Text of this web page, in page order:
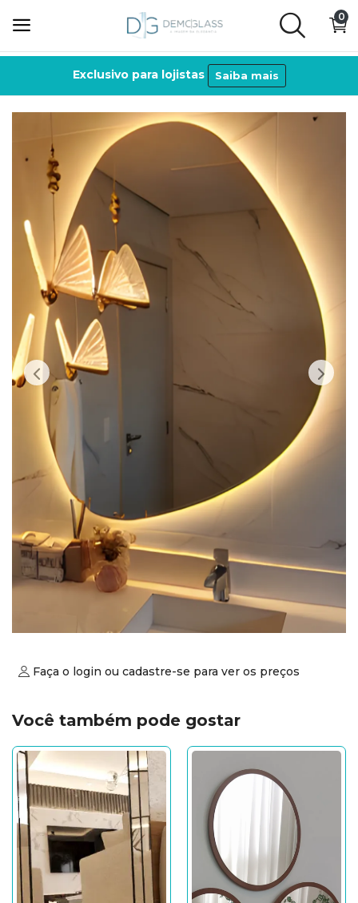
0
Exclusivo para lojistas Saiba mais
Personalizados
Acessórios
Lista de desejos
Contato
Entrar
Cadastre-se
Faça o login ou cadastre-se para ver os preços
Você também pode gostar